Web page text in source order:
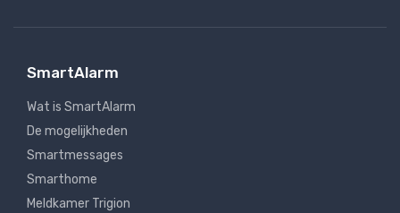
SmartAlarm
Wat is SmartAlarm
De mogelijkheden
Smartmessages
Smarthome
Meldkamer Trigion